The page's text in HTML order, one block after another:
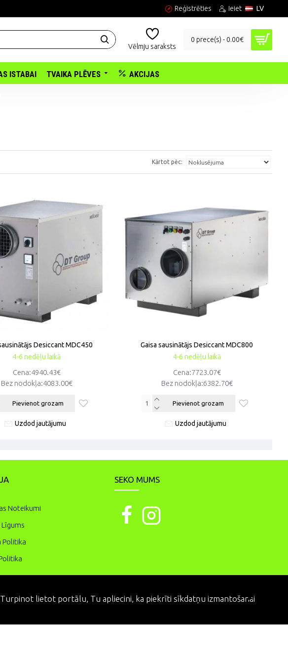
LV
Reģistrēties Ieiet
Vēlmju saraksts
0 prece(s) - 0.00€
ISTABAI TVAIKA PLĒVES AKCIJAS
Kārtot pēc:
4-6 nedēļu laikā
Desiccant MDC450
Cena:4940.43€
Bez nodokļa:4083.00€
Pievienot grozam
Uzdod jautājumu
4-6 nedēļu laikā
Gaisa sausinātājs Desiccant MDC800
Cena:7723.07€
Bez nodokļa:6382.70€
Pievienot grozam
Uzdod jautājumu
Noteikumi
Politika
SEKO MUMS
PIEKRĪTU
lietot portālu, Tu apliecini, ka piekrīti sīkdatņu izmantošanai